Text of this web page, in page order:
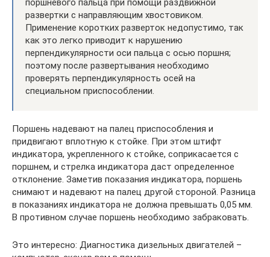
развертки с направляющим хвостовиком.
Применение коротких разверток недопустимо, так
как это легко приводит к нарушению
перпендикулярности оси пальца с осью поршня;
поэтому после развертывания необходимо
проверять перпендикулярность осей на
специальном приспособлении.
Поршень надевают на палец приспособления и
придвигают вплотную к стойке. При этом штифт
индикатора, укрепленного к стойке, соприкасается с
поршнем, и стрелка индикатора даст определенное
отклонение. Заметив показания индикатора, поршень
снимают и надевают на палец другой стороной. Разница
в показаниях индикатора не должна превышать 0,05 мм.
В противном случае поршень необходимо забраковать.
Это интересно: Диагностика дизельных двигателей –